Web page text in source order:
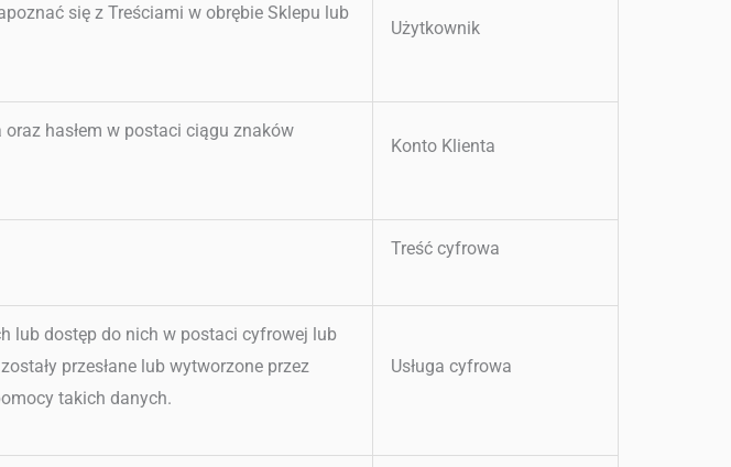
się z Treściami w obrębie Sklepu lub
Użytkownik
hasłem w postaci ciągu znaków
Konto Klienta
Treść cyfrowa
lub dostęp do nich w postaci cyfrowej lub
przesłane lub wytworzone przez
takich danych.
Usługa cyfrowa